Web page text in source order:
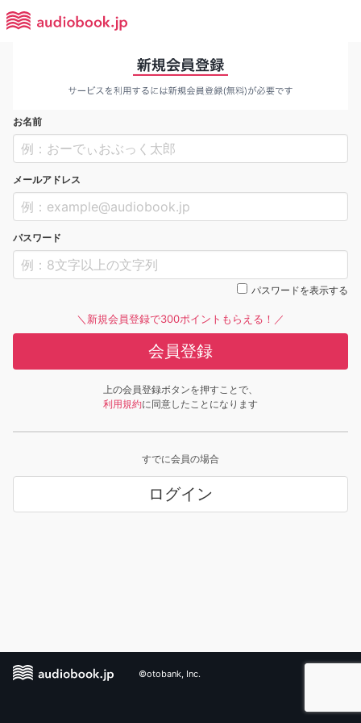
お名前
メールアドレス
パスワード
パスワードを表示する
＼新規会員登録で300ポイントもらえる！／
会員登録
上の会員登録ボタンを押すことで、
利用規約に同意したことになります
すでに会員の場合
ログイン
©otobank, Inc.